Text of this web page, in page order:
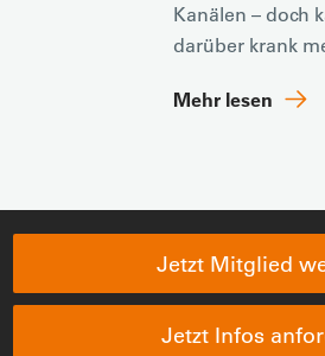
Kanälen – doch
darüber krank
Mehr lesen
Jetzt Mitglied
Jetzt Infos